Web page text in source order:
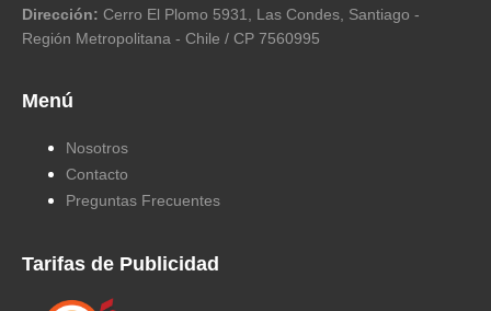
Dirección: Cerro El Plomo 5931, Las Condes, Santiago -
Región Metropolitana - Chile / CP 7560995
Menú
Nosotros
Contacto
Preguntas Frecuentes
Tarifas de Publicidad